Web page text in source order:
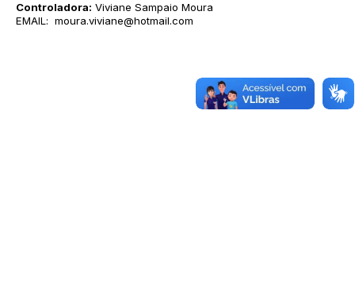
Controladora: Viviane Sampaio Moura
EMAIL: moura.viviane@hotmail.com